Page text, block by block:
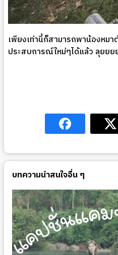
เพียงเท่านี้ก็สามารถพาน้องหมา
ประสบการณ์ใหม่ๆได้แล้ว ลุยย
บทความน่าสนใจอื่น ๆ